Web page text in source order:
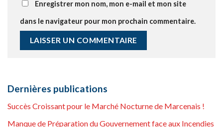
Enregistrer mon nom, mon e-mail et mon site
dans le navigateur pour mon prochain commentaire.
Dernières publications
Succès Croissant pour le Marché Nocturne de Marcenais !
Manque de Préparation du Gouvernement face aux Incendies